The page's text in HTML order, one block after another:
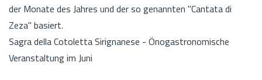
der Monate des Jahres und der so genannten "Cantata di
Zeza" basiert.
Sagra della Cotoletta Sirignanese - Önogastronomische
Veranstaltung im Juni